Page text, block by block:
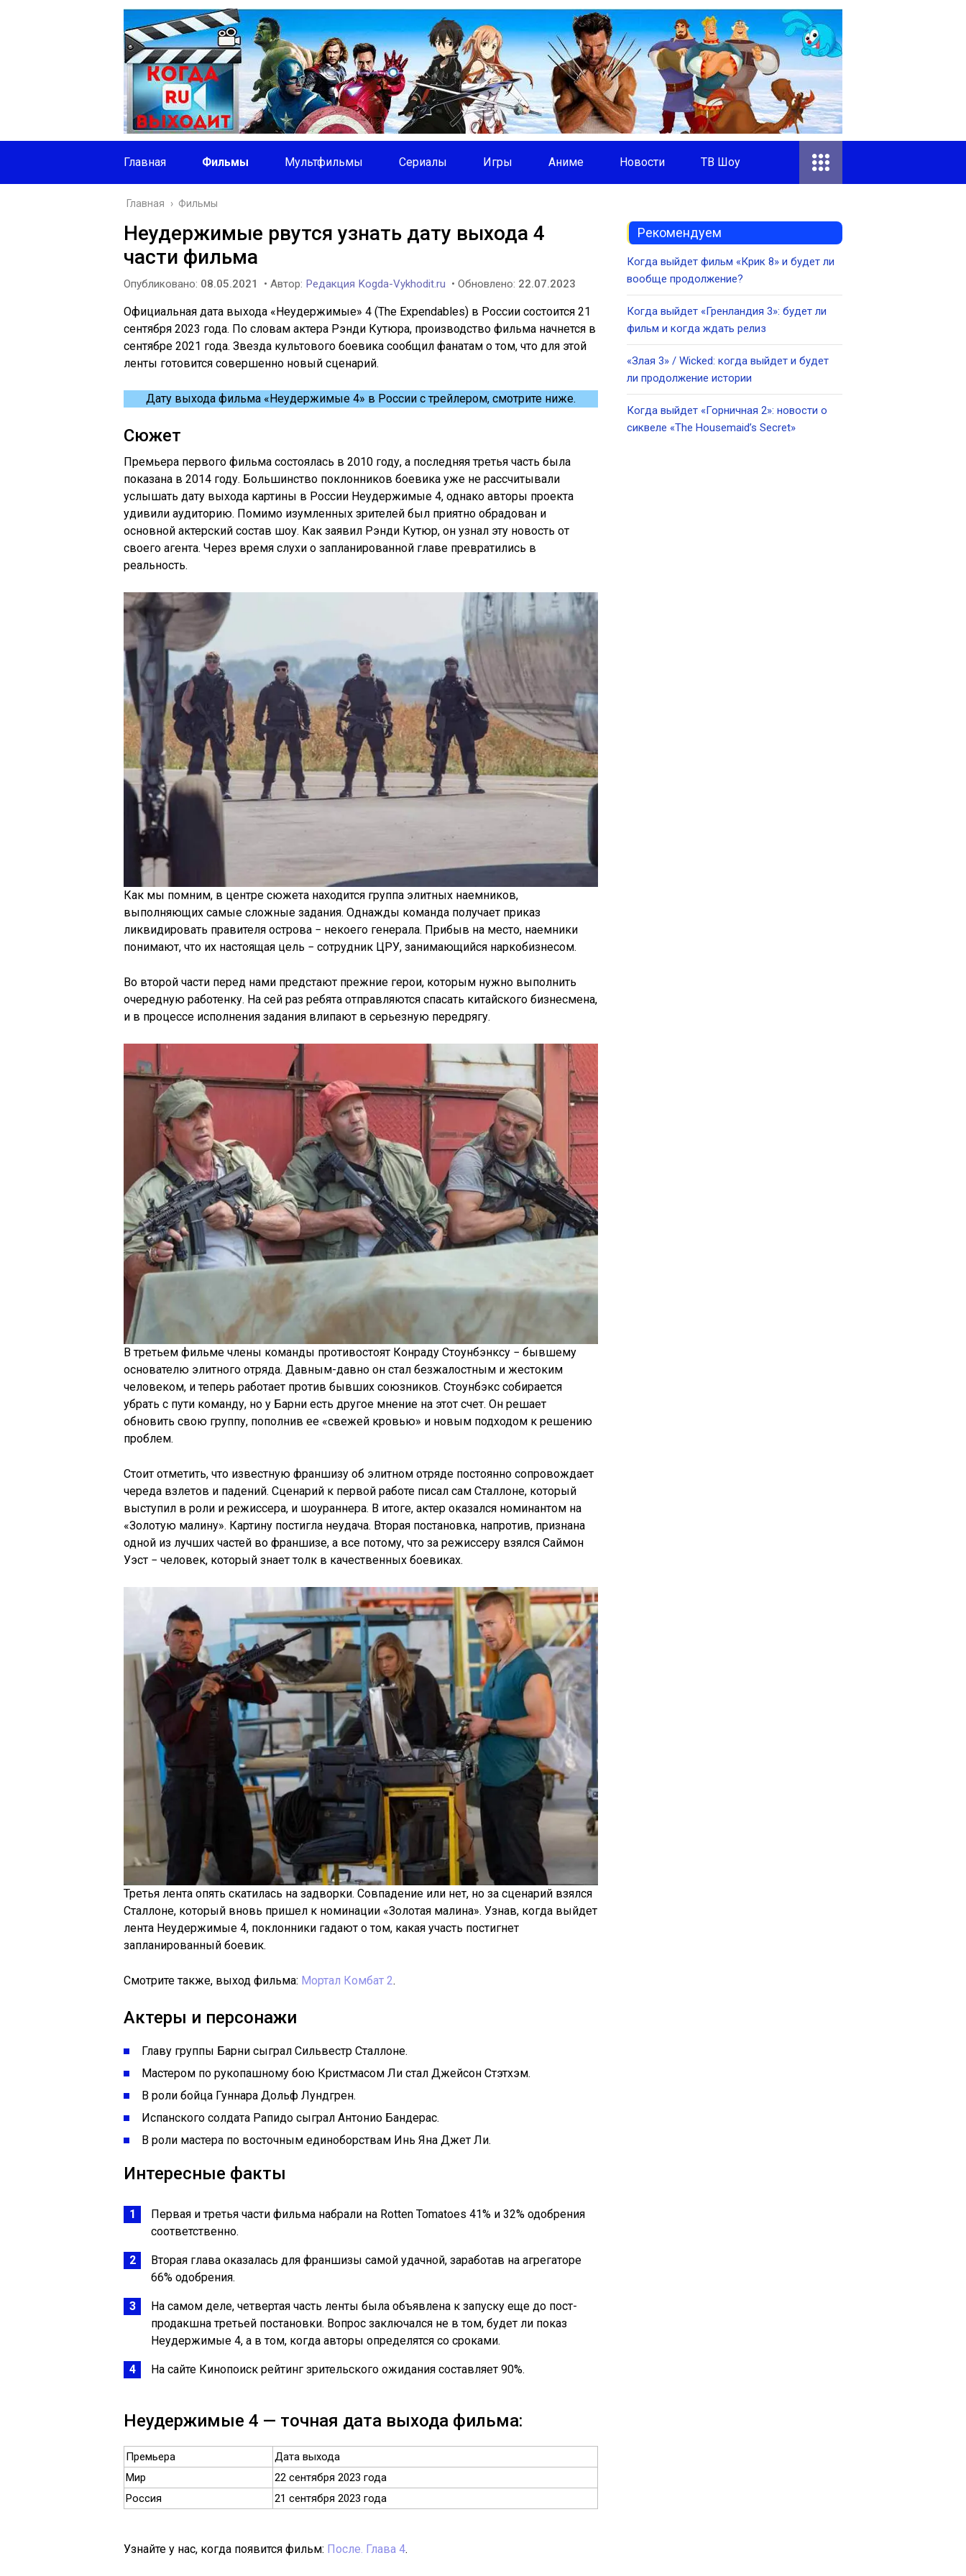
Главная Фильмы Мультфильмы Сериалы Игры Аниме Новости ТВ Шоу
Главная › Фильмы
Неудержимые рвутся узнать дату выхода 4
части фильма
Опубликовано: 08.05.2021 • Автор: Редакция Kogda-Vykhodit.ru • Обновлено: 22.07.2023
Официальная дата выхода «Неудержимые» 4 (The Expendables) в России состоится 21
сентября 2023 года. По словам актера Рэнди Кутюра, производство фильма начнется в
сентябре 2021 года. Звезда культового боевика сообщил фанатам о том, что для этой
ленты готовится совершенно новый сценарий.
Дату выхода фильма «Неудержимые 4» в России с трейлером, смотрите ниже.
Сюжет
Премьера первого фильма состоялась в 2010 году, а последняя третья часть была
показана в 2014 году. Большинство поклонников боевика уже не рассчитывали
услышать дату выхода картины в России Неудержимые 4, однако авторы проекта
удивили аудиторию. Помимо изумленных зрителей был приятно обрадован и
основной актерский состав шоу. Как заявил Рэнди Кутюр, он узнал эту новость от
своего агента. Через время слухи о запланированной главе превратились в
реальность.
Как мы помним, в центре сюжета находится группа элитных наемников,
выполняющих самые сложные задания. Однажды команда получает приказ
ликвидировать правителя острова − некоего генерала. Прибыв на место, наемники
понимают, что их настоящая цель − сотрудник ЦРУ, занимающийся наркобизнесом.
Во второй части перед нами предстают прежние герои, которым нужно выполнить
очередную работенку. На сей раз ребята отправляются спасать китайского бизнесмена,
и в процессе исполнения задания влипают в серьезную передрягу.
В третьем фильме члены команды противостоят Конраду Стоунбэнксу − бывшему
основателю элитного отряда. Давным-давно он стал безжалостным и жестоким
человеком, и теперь работает против бывших союзников. Стоунбэкс собирается
убрать с пути команду, но у Барни есть другое мнение на этот счет. Он решает
обновить свою группу, пополнив ее «свежей кровью» и новым подходом к решению
проблем.
Стоит отметить, что известную франшизу об элитном отряде постоянно сопровождает
череда взлетов и падений. Сценарий к первой работе писал сам Сталлоне, который
выступил в роли и режиссера, и шоураннера. В итоге, актер оказался номинантом на
«Золотую малину». Картину постигла неудача. Вторая постановка, напротив, признана
одной из лучших частей во франшизе, а все потому, что за режиссеру взялся Саймон
Уэст − человек, который знает толк в качественных боевиках.
Третья лента опять скатилась на задворки. Совпадение или нет, но за сценарий взялся
Сталлоне, который вновь пришел к номинации «Золотая малина». Узнав, когда выйдет
лента Неудержимые 4, поклонники гадают о том, какая участь постигнет
запланированный боевик.
Смотрите также, выход фильма: Мортал Комбат 2.
Актеры и персонажи
Главу группы Барни сыграл Сильвестр Сталлоне.
Мастером по рукопашному бою Кристмасом Ли стал Джейсон Стэтхэм.
В роли бойца Гуннара Дольф Лундгрен.
Испанского солдата Рапидо сыграл Антонио Бандерас.
В роли мастера по восточным единоборствам Инь Яна Джет Ли.
Интересные факты
Первая и третья части фильма набрали на Rotten Tomatoes 41% и 32% одобрения
соответственно.
Вторая глава оказалась для франшизы самой удачной, заработав на агрегаторе
66% одобрения.
На самом деле, четвертая часть ленты была объявлена к запуску еще до пост-
продакшна третьей постановки. Вопрос заключался не в том, будет ли показ
Неудержимые 4, а в том, когда авторы определятся со сроками.
На сайте Кинопоиск рейтинг зрительского ожидания составляет 90%.
Неудержимые 4 — точная дата выхода фильма:
Премьера
Дата выхода
Мир
22 сентября 2023 года
Россия
21 сентября 2023 года
Узнайте у нас, когда появится фильм: После. Глава 4.
Рекомендуем
Когда выйдет фильм «Крик 8» и будет ли
вообще продолжение?
Когда выйдет «Гренландия 3»: будет ли
фильм и когда ждать релиз
«Злая 3» / Wicked: когда выйдет и будет
ли продолжение истории
Когда выйдет «Горничная 2»: новости о
сиквеле «The Housemaid’s Secret»